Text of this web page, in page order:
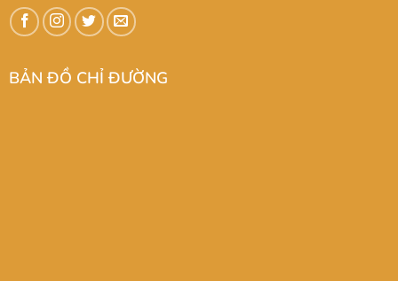
BẢN ĐỒ CHỈ ĐƯỜNG